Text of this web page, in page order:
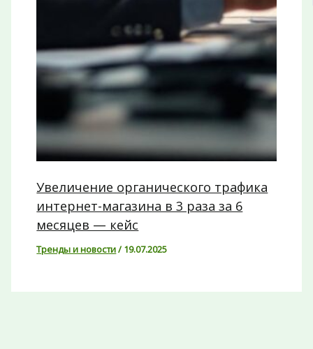
Увеличение органического трафика
интернет-магазина в 3 раза за 6
месяцев — кейс
Тренды и новости/ 19.07.2025